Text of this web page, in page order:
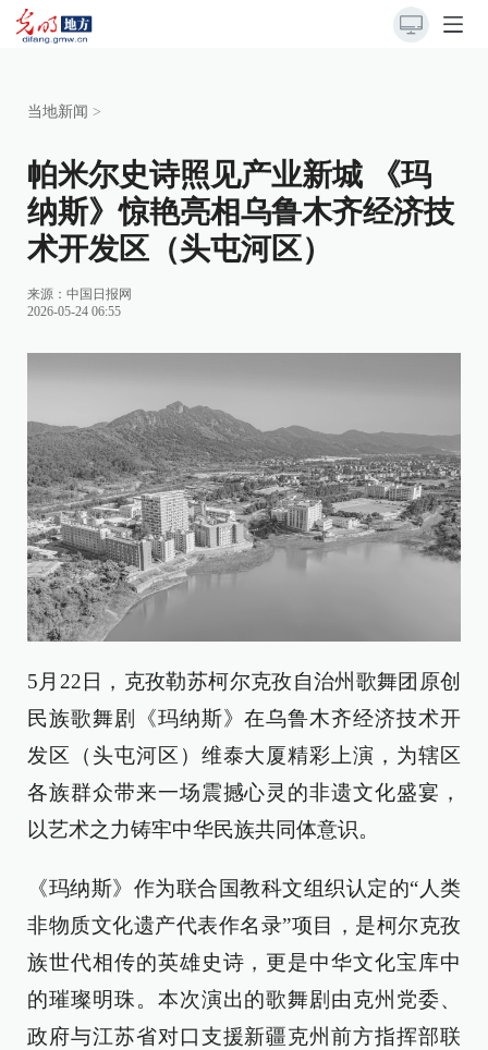
当地新闻 >
帕米尔史诗照见产业新城 《玛
纳斯》惊艳亮相乌鲁木齐经济技
术开发区（头屯河区）
来源： 中国日报网
2026-05-24 06:55
5月22日，克孜勒苏柯尔克孜自治州歌舞团原创
民族歌舞剧《玛纳斯》在乌鲁木齐经济技术开
发区（头屯河区）维泰大厦精彩上演，为辖区
各族群众带来一场震撼心灵的非遗文化盛宴，
以艺术之力铸牢中华民族共同体意识。
《玛纳斯》作为联合国教科文组织认定的“人类
非物质文化遗产代表作名录”项目，是柯尔克孜
族世代相传的英雄史诗，更是中华文化宝库中
的璀璨明珠。本次演出的歌舞剧由克州党委、
政府与江苏省对口支援新疆克州前方指挥部联